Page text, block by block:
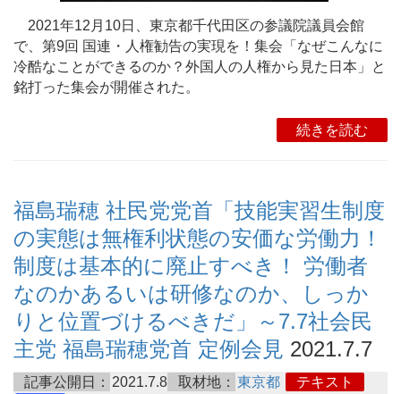
2021年12月10日、東京都千代田区の参議院議員会館
で、第9回 国連・人権勧告の実現を！集会「なぜこんなに
冷酷なことができるのか？外国人の人権から見た日本」と
銘打った集会が開催された。
続きを読む
福島瑞穂 社民党党首「技能実習生制度
の実態は無権利状態の安価な労働力！
制度は基本的に廃止すべき！ 労働者
なのかあるいは研修なのか、しっか
りと位置づけるべきだ」～7.7社会民
主党 福島瑞穂党首 定例会見 2021.7.7
記事公開日： 2021.7.8 取材地： 東京都
テキスト